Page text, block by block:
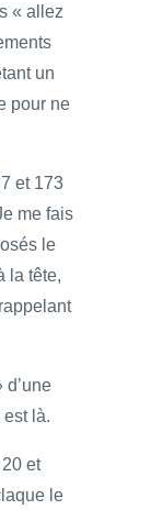
« allez
un
pour ne
et 173
me fais
le
la tête,
d’une
là.
et
le